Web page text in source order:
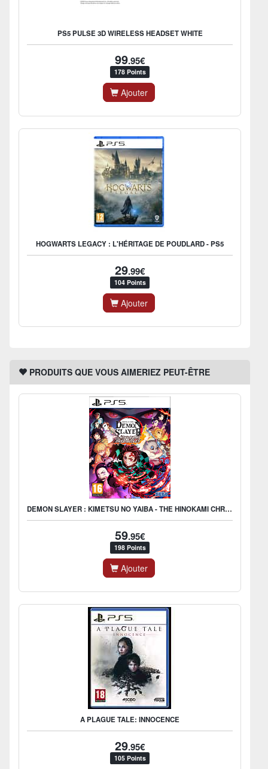
PS5 PULSE 3D WIRELESS HEADSET WHITE
99.95€
178 Points
Ajouter
HOGWARTS LEGACY : L'HÉRITAGE DE POUDLARD - PS5
29.99€
104 Points
Ajouter
PRODUITS QUE VOUS AIMERIEZ PEUT-ÊTRE
DEMON SLAYER : KIMETSU NO YAIBA - THE HINOKAMI CHRONICLES
59.95€
198 Points
Ajouter
A PLAGUE TALE: INNOCENCE
29.95€
105 Points